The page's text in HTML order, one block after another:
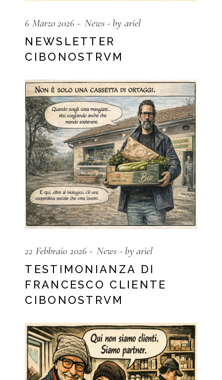
6 Marzo 2026 News by ariel
NEWSLETTER
CIBONOSTRVM
22 Febbraio 2026 News by ariel
TESTIMONIANZA DI
FRANCESCO CLIENTE
CIBONOSTRVM